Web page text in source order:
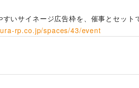
いサイネージ広告枠を、催事とセット
rp.co.jp/spaces/43/event